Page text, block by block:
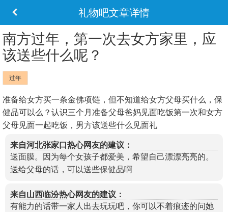
礼物吧文章详情
南方过年，第一次去女方家里，应
该送些什么呢？
过年
准备给女方买一条金佛项链，但不知道给女方父母买什么，保
健品可以么？认识三个月准备父母爸妈见面吃饭第一次和女方
父母见面一起吃饭，男方该送些什么见面礼
来自河北张家口热心网友的建议：
送面膜。因为每个女孩子都爱美，希望自己漂漂亮亮的。
送给父母的话，可以送些保健品啊
来自山西临汾热心网友的建议：
有能力的话带一家人出去玩玩吧，你可以不着痕迹的问她